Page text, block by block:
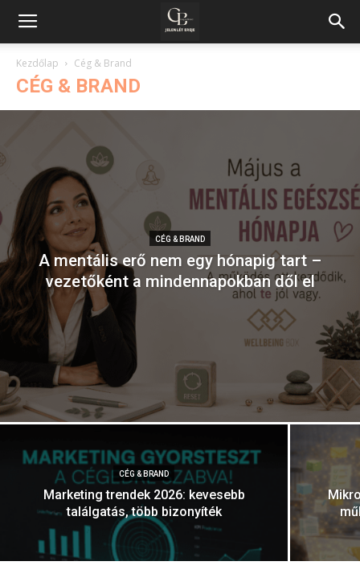
Kezdőlap Cég & Brand
CÉG & BRAND
CÉG & BRAND
A mentális erő nem egy hónapig tart –
vezetőként a mindennapokban dől el
CÉG & BRAND
Marketing trendek 2026: kevesebb
találgatás, több bizonyíték